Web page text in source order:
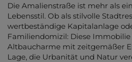
Die Amalienstraße ist mehr als
Lebensstil. Ob als stilvolle
wertbeständige Kapitalanlage
Familiendomizil: Diese
Altbaucharme mit zeitgemäßer
Lage, die Urbanität und Natur